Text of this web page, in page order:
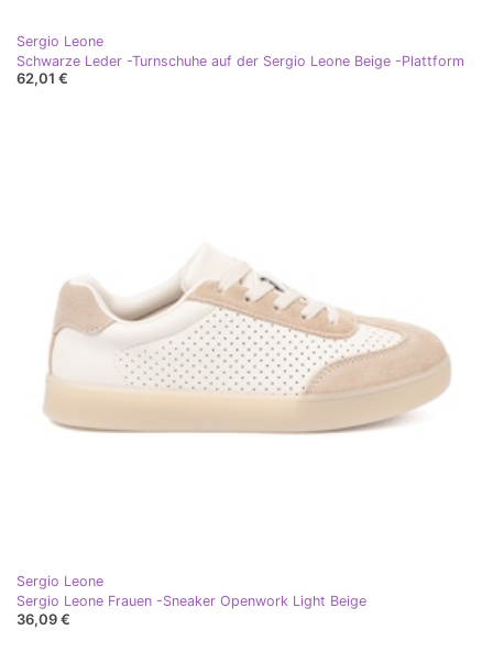
Sergio Leone
Schwarze Leder -Turnschuhe auf der Sergio Leone Beige -Plattform
62,01 €
Sergio Leone
Sergio Leone Frauen -Sneaker Openwork Light Beige
36,09 €